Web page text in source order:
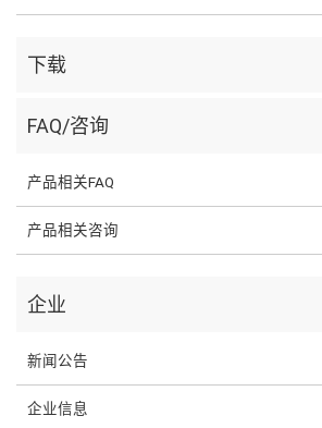
下载
FAQ/咨询
产品相关FAQ
产品相关咨询
企业
新闻公告
企业信息